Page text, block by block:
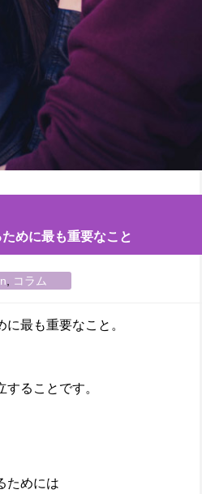
めに最も重要なこと
コラム
最も重要なこと。
ることです。
ためには